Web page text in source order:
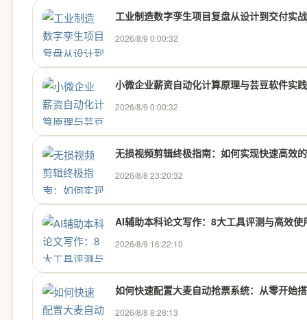
工业制造数字孪生项目复盘从设计到交付实战
2026/8/9 0:00:32
小微企业薪资自动化计算原理与芸豆软件实践
2026/8/9 0:00:32
无损视频剪辑终极指南：如何实现快速高效
2026/8/8 23:20:32
AI辅助本科论文写作：8大工具评测与高效使
2026/8/9 16:22:10
如何快速配置大麦自动抢票系统：从零开始
2026/8/8 8:28:13